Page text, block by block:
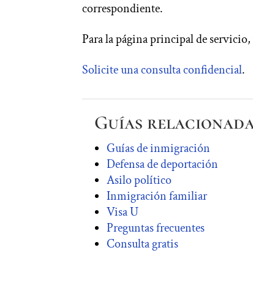
correspondiente.
Para la página principal de
Solicite una consulta confidencial.
Guías
Guías de inmigración
Defensa de deportación
Asilo político
Inmigración familiar
Visa U
Preguntas frecuentes
Consulta gratis